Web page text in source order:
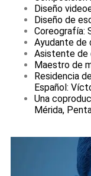
Diseño
Diseño de
Coreografía:
Ayudante de
Asistente de
Maestro de
Residencia
Español:
Una
Mérida,